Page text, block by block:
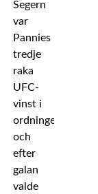
Segern
var
Pannies
tredje
raka
UFC-
vinst i
ordningen,
och
efter
galan
valde